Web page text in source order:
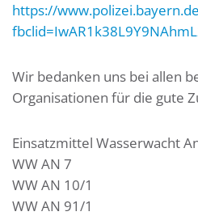
https://
Wir bedanken uns bei allen
Organisationen für die gute
Einsatzmittel Wasserwacht
WW AN 7
WW AN 10/1
WW AN 91/1